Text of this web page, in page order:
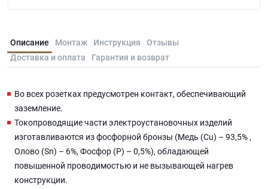
Описание Монтаж Инструкция
Отзывы
Доставка и оплата
Гарантия и возврат
Во всех розетках предусмотрен контакт, обеспечивающий
заземление.
Токопроводящие части электроустановочных изделий
изготавливаются из фосфорной бронзы (Медь (Cu) – 93,5% ,
Олово (Sn) – 6%, Фосфор (P) – 0,5%), обладающей
повышенной проводимостью и не вызывающей нагрев
конструкции.